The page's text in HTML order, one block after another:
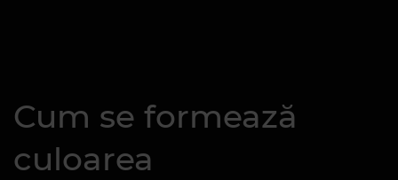
Cum se formează
culoarea